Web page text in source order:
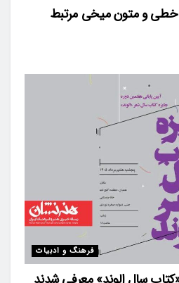
خطی و متون میخی مرتبط
فرهنگ و ادبیات